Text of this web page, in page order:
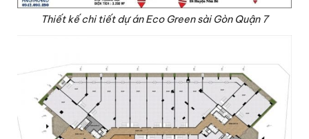
Thiết kế chi tiết dự án Eco Green sài Gòn Quận 7